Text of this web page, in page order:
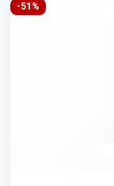
-51%